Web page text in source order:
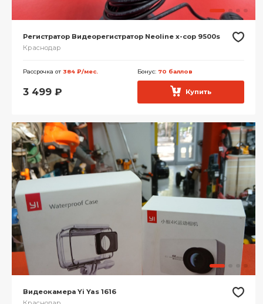
Регистратор Видеорегистратор Neoline x-cop 9500s
Краснодар
Рассрочка от 384 ₽/мес. Бонус: 70 баллов
3 499 ₽ Купить
Видеокамера Yi Yas 1616